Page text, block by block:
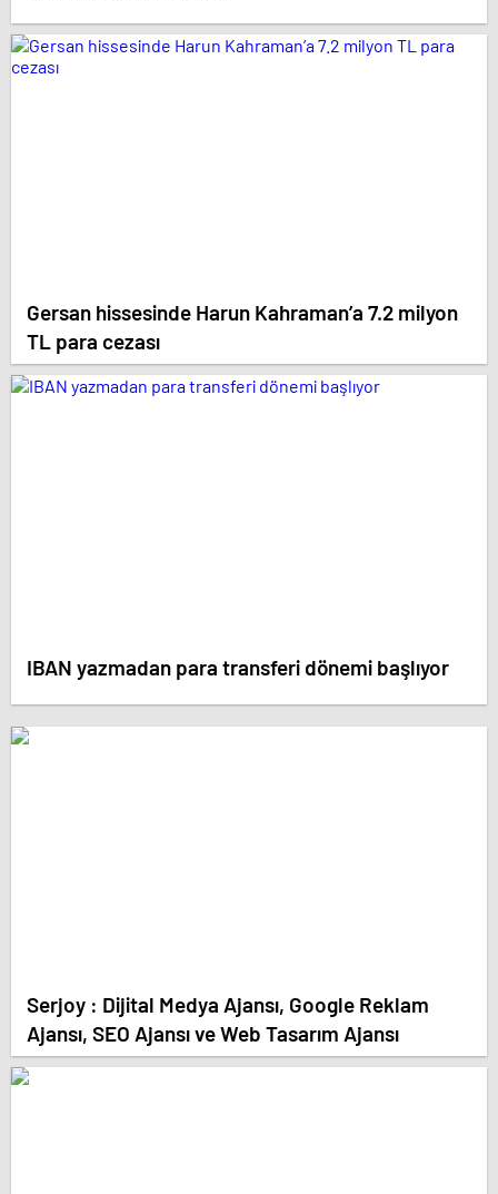
Gersan hissesinde Harun Kahraman’a 7.2 milyon
TL para cezası
IBAN yazmadan para transferi dönemi başlıyor
Serjoy : Dijital Medya Ajansı, Google Reklam
Ajansı, SEO Ajansı ve Web Tasarım Ajansı